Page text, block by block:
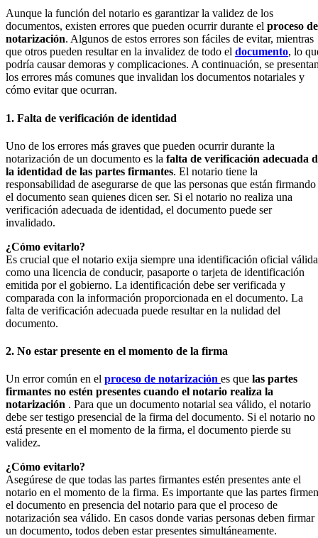
Aunque la función del notario es garantizar la validez de los
documentos, existen errores que pueden ocurrir durante el proceso de
notarización. Algunos de estos errores son fáciles de evitar, mientras
que otros pueden resultar en la invalidez de todo el documento, lo
podría causar demoras y complicaciones. A continuación, se
los errores más comunes que invalidan los documentos notariales y
cómo evitar que ocurran.
1. Falta de verificación de identidad
Uno de los errores más graves que pueden ocurrir durante la
notarización de un documento es la falta de verificación adecuada
la identidad de las partes firmantes. El notario tiene la
responsabilidad de asegurarse de que las personas que están firmando
el documento sean quienes dicen ser. Si el notario no realiza una
verificación adecuada de identidad, el documento puede ser
invalidado.
¿Cómo evitarlo?
Es crucial que el notario exija siempre una identificación oficial
como una licencia de conducir, pasaporte o tarjeta de identificación
emitida por el gobierno. La identificación debe ser verificada y
comparada con la información proporcionada en el documento. La
falta de verificación adecuada puede resultar en la nulidad del
documento.
2. No estar presente en el momento de la firma
Un error común en el proceso de notarización es que las partes
firmantes no estén presentes cuando el notario realiza la
notarización . Para que un documento notarial sea válido, el notario
debe ser testigo presencial de la firma del documento. Si el notario no
está presente en el momento de la firma, el documento pierde su
validez.
¿Cómo evitarlo?
Asegúrese de que todas las partes firmantes estén presentes ante el
notario en el momento de la firma. Es importante que las partes firmen
el documento en presencia del notario para que el proceso de
notarización sea válido. En casos donde varias personas deben firmar
un documento, todos deben estar presentes simultáneamente.